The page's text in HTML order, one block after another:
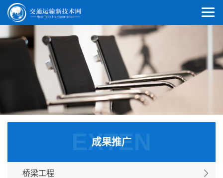
EXTEN
成果推广
桥梁工程